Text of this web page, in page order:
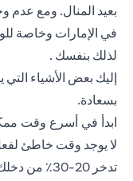
بعيد المنال. ومع عدم
في الإمارات وخاصة
لذلك بنفسك .
إليك بعض الأشياء
بسعادة.
ابدأ في أسرع وقت
لا يوجد وقت خاطئ